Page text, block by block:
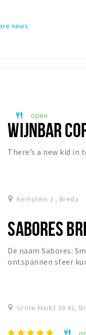
news
restaurant open
WIJNBAR
There’s a new kid in
Kerkplein 3 , Breda
SABORES
De naam Sabores:
ontspannen sfeer
Grote Markt 39-41,
restaurant